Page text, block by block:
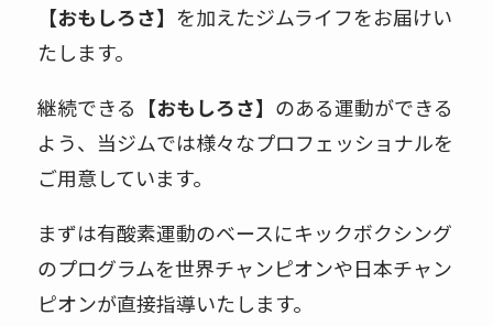
【おもしろさ】 を加えたジムライフをお届けい
たします。
継続できる 【おもしろさ】 のある運動ができる
よう、当ジムでは様々なプロフェッショナルを
ご用意しています。
まずは有酸素運動のベースにキックボクシング
のプログラムを世界チャンピオンや日本チャン
ピオンが直接指導いたします。